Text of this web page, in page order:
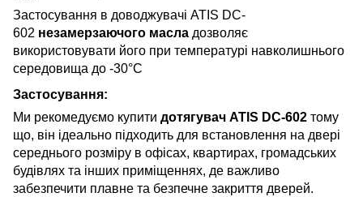
Застосування в доводжувачі ATIS DC-
602 незамерзаючого масла дозволяє
використовувати його при температурі навколишнього
середовища до -30°C
Застосування:
Ми рекомедуємо купити дотягувач ATIS DC-602 тому
що, він ідеально підходить для встановлення на двері
середнього розміру в офісах, квартирах, громадських
будівлях та інших приміщеннях, де важливо
забезпечити плавне та безпечне закриття дверей.